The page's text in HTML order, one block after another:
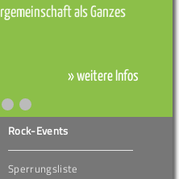
als Ganzes
» weitere Infos
Rock-Events
Sperrungsliste